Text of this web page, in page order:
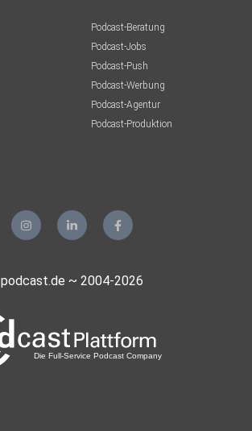
Podcast-Beratung
Podcast-Jobs
Podcast-Push
Podcast-Werbung
Podcast-Agentur
Podcast-Produktion
podcast.de ~ 2004-2026